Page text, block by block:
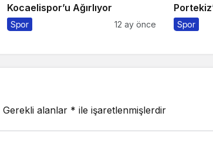
Kocaelispor’u Ağırlıyor
Spor 12 ay önce Spor
Gerekli alanlar * ile işaretlenmişlerdir